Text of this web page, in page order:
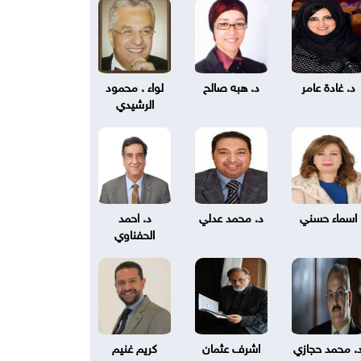
د. غادة عامر د. هبه صالح
لواء . محمود
الرشيدي
اسماء حسني د. محمد عدلي
د. احمد
الحفناوي
محمد حجازي اشرف عثمان كريم غنيم